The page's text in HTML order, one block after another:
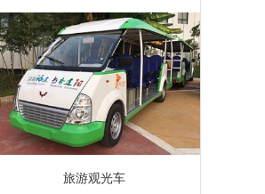
旅游观光车